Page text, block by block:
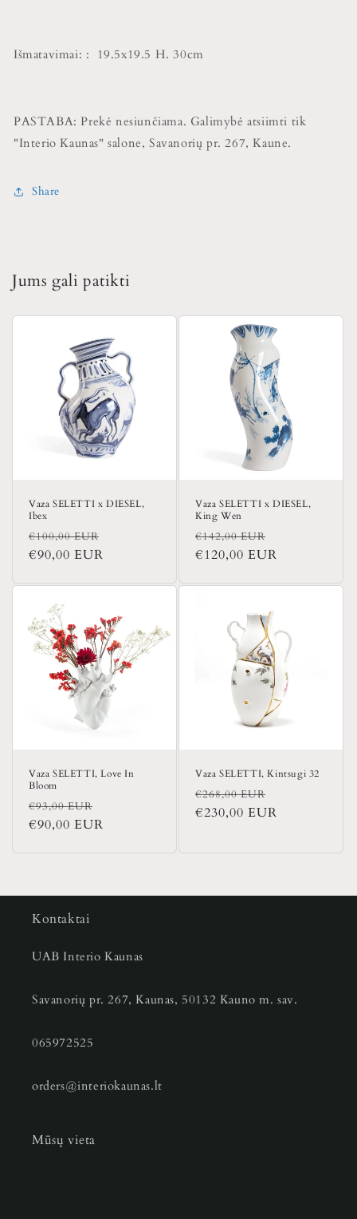
Išmatavimai: : 19.5x19.5 H. 30cm
PASTABA: Prekė nesiunčiama. Galimybė atsiimti tik
"Interio Kaunas" salone, Savanorių pr. 267, Kaune.
Share
Jums gali patikti
Vaza SELETTI x DIESEL,
Ibex
Įprasta
kaina
€100,00 EUR
€90,00 EUR
Vaza SELETTI x DIESEL,
King Wen
Įprasta
kaina
€142,00 EUR
kaina
€120,00 EUR
Vaza SELETTI, Love In
Bloom
Įprasta
kaina
€93,00 EUR
kaina
€90,00 EUR
Vaza SELETTI, Kintsugi 32
Įprasta
kaina
€268,00 EUR
kaina
€230,00 EUR
Kontaktai
UAB Interio Kaunas
Savanorių pr. 267, Kaunas, 50132 Kauno m. sav.
065972525
orders@interiokaunas.lt
Mūsų vieta